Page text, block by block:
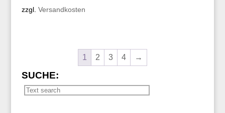
zzgl. Versandkosten
1 2 3 4 →
SUCHE: